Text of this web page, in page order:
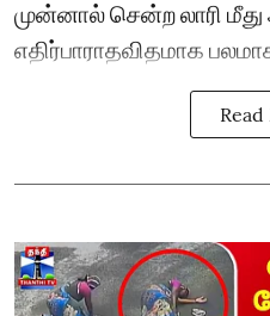
முன்னால் சென்ற லாரி மீது
எதிர்பாராதவிதமாக